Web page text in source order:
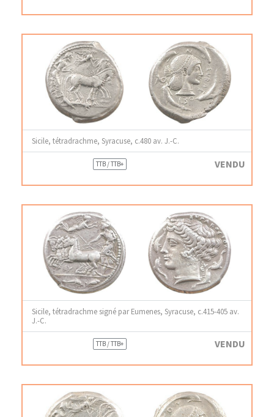
Sicile, tétradrachme, Syracuse, c.480 av. J.-C.
TTB / TTB+ VENDU
Sicile, tétradrachme signé par Eumenes, Syracuse, c.415-405 av.
J.-C.
TTB / TTB+ VENDU